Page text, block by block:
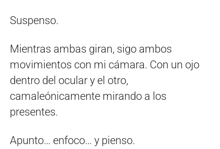
Suspenso.
Mientras ambas giran, sigo ambos
movimientos con mi cámara. Con un ojo
dentro del ocular y el otro,
camaleónicamente mirando a los
presentes.
Apunto… enfoco… y pienso.